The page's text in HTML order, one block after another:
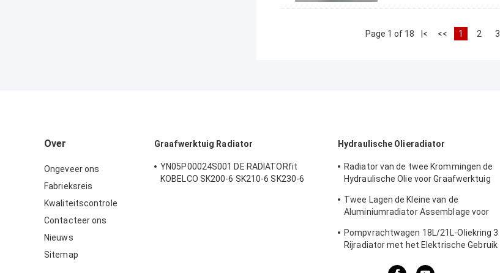
Page 1 of 18 |< << 1 2 3
Over
Ongeveer ons
Fabrieksreis
Kwaliteitscontrole
Contacteer ons
Nieuws
Sitemap
Graafwerktuig Radiator
YN05P00024S001 DE RADIATORfit
KOBELCO SK200-6 SK210-6 SK230-6
Hydraulische Olieradiator
Radiator van de twee Krommingen de
Hydraulische Olie voor Graafwerktuig
Twee Lagen de Kleine van de
Aluminiumradiator Assemblage voor
Pompvrachtwagen 18L/21L-Oliekring 3
Rijradiator met het Elektrische Gebruik